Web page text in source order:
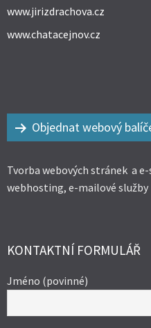
www.jirizdrachova.cz
www.chatacejnov.cz
Objednat webový
Tvorba webových stránek a
webhosting, e-mailové služby
KONTAKTNÍ FORMULÁŘ
Jméno (povinné)